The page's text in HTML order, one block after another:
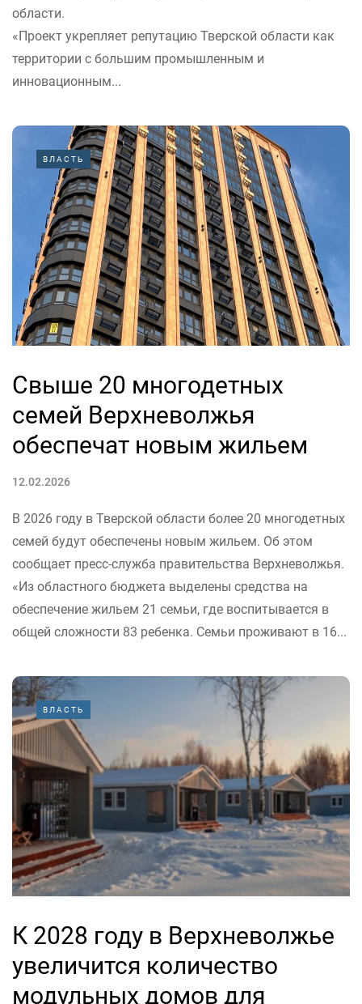
области.
«Проект укрепляет репутацию Тверской области как
территории с большим промышленным и
инновационным...
ВЛАСТЬ
Свыше 20 многодетных
семей Верхневолжья
обеспечат новым жильем
12.02.2026
В 2026 году в Тверской области более 20 многодетных
семей будут обеспечены новым жильем. Об этом
сообщает пресс-служба правительства Верхневолжья.
«Из областного бюджета выделены средства на
обеспечение жильем 21 семьи, где воспитывается в
общей сложности 83 ребенка. Семьи проживают в 16...
ВЛАСТЬ
К 2028 году в Верхневолжье
увеличится количество
модульных домов для